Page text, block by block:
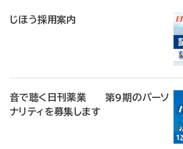
じほう採用案内
音で聴く日刊薬業 第9期のパーソ
ナリティを募集します